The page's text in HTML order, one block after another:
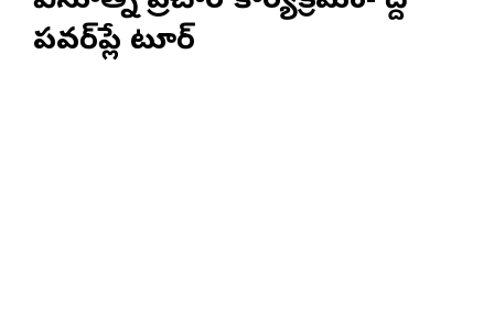
పవర్‌ప్లే టూర్